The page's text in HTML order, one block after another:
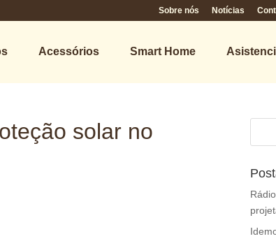
Sobre nós Notícias
Acessórios Smart Home
solar no